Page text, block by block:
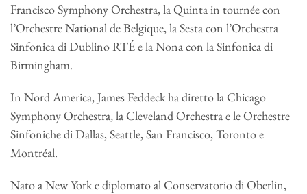
Francisco Symphony Orchestra, la Quinta in tournée con
l’Orchestre National de Belgique, la Sesta con l’Orchestra
Sinfonica di Dublino RTÉ e la Nona con la Sinfonica di
Birmingham.
In Nord America, James Feddeck ha diretto la Chicago
Symphony Orchestra, la Cleveland Orchestra e le Orchestre
Sinfoniche di Dallas, Seattle, San Francisco, Toronto e
Montréal.
Nato a New York e diplomato al Conservatorio di Oberlin,